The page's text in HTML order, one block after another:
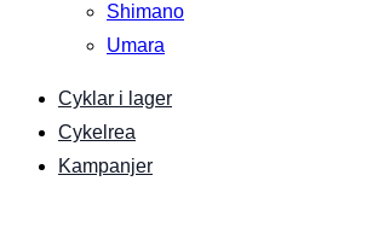
Shimano
Umara
Cyklar i lager
Cykelrea
Kampanjer